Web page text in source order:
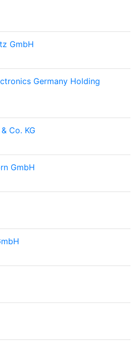
GmbH
Germany Holding
Co. KG
GmbH